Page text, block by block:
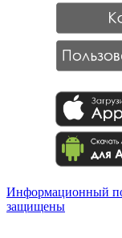
Информационный
защищены